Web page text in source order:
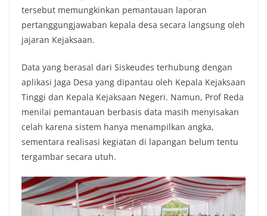
tersebut memungkinkan pemantauan laporan
pertanggungjawaban kepala desa secara langsung oleh
jajaran Kejaksaan.
Data yang berasal dari Siskeudes terhubung dengan
aplikasi Jaga Desa yang dipantau oleh Kepala Kejaksaan
Tinggi dan Kepala Kejaksaan Negeri. Namun, Prof Reda
menilai pemantauan berbasis data masih menyisakan
celah karena sistem hanya menampilkan angka,
sementara realisasi kegiatan di lapangan belum tentu
tergambar secara utuh.